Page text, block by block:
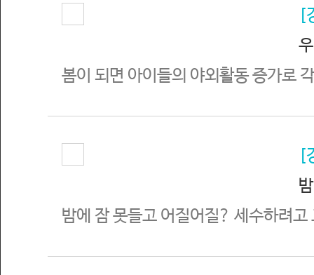
[
봄이 되면 아이들의 야외활동 증가로
[
밤에 잠 못들고 어질어질? 세수하려